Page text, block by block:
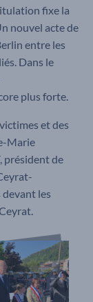
fixe la
nouvel acte de
entre les
Dans le
plus forte.
et des
Marie
président de
les